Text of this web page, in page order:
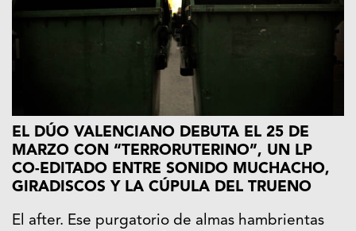
EL DÚO VALENCIANO DEBUTA EL 25 DE
MARZO CON “TERRORUTERINO”, UN LP
CO-EDITADO ENTRE SONIDO MUCHACHO,
GIRADISCOS Y LA CÚPULA DEL TRUENO
El after. Ese purgatorio de almas hambrientas